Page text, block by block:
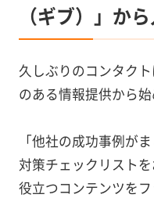
（ギブ）」か
久しぶりのコンタク
のある情報提供から始
「他社の成功事例が
対策チェックリストを
役立つコンテンツを